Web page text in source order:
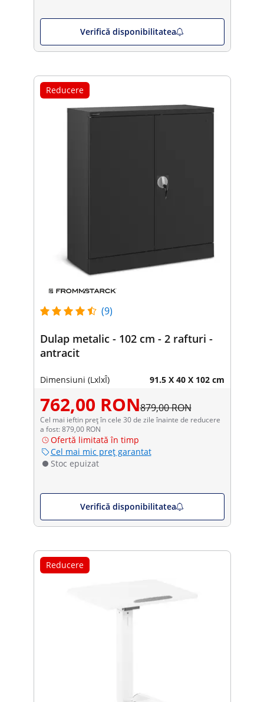
Verifică disponibilitatea
Reducere
(9)
Dulap metalic - 102 cm - 2 rafturi -
antracit
Dimensiuni (LxlxÎ) 91.5 X 40 X 102 cm
762,00 RON879,00 RON
Cel mai ieftin preț în cele 30 de zile înainte de reducere
a fost: 879,00 RON
Ofertă limitată în timp
Cel mai mic preț garantat
Stoc epuizat
Verifică disponibilitatea
Reducere